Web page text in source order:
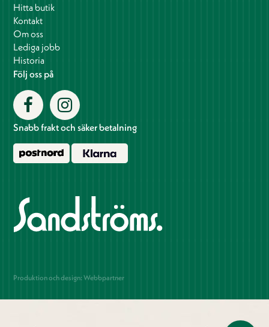
Hitta butik
Kontakt
Om oss
Lediga jobb
Historia
Följ oss på
Snabb frakt och säker betalning
Produktion och design: Webbpartner